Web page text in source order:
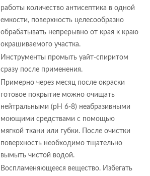
работы количество антисептика в одной
емкости, поверхность целесообразно
обрабатывать непрерывно от края к краю
окрашиваемого участка.
Инструменты промыть уайт-спиритом
сразу после применения.
Примерно через месяц после окраски
готовое покрытие можно очищать
нейтральными (рН 6-8) неабразивными
моющими средствами с помощью
мягкой ткани или губки. После очистки
поверхность необходимо тщательно
вымыть чистой водой.
Воспламеняющееся вещество. Избегать